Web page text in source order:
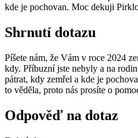
kde je pochovan. Moc dekuji
Shrnutí dotazu
Píšete nám, že Vám v roce 2024
kdy. Příbuzní jste nebyly a na
pátrat, kdy zemřel a kde je
to věděla, proto nás prosíte o
Odpověď na dotaz